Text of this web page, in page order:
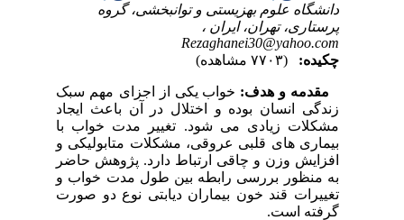
دانشگاه علوم بهزیستی و توانبخشی، گروه
پرستاری، تهران، ایران ،
Rezaghanei30@yahoo.com
چکیده:
مقدمه و هدف:خواب یکی از اجزای مهم سبک
زندگی انسان بوده و اختلال در آن باعث ایجاد
مشکلات زیادی می شود. تغییر مدت خواب با
بیماری های قلبی عروقی، مشکلات متابولیکی و
افزایش وزن و چاقی ارتباط دارد. پژوهش حاضر
به منظور بررسی رابطه بین طول مدت خواب و
تغییرات قند خون بیماران دیابتی نوع دو صورت
گرفته است.